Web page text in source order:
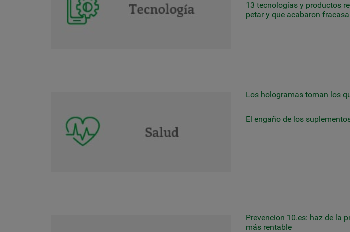
13 tecnologías y productos
petar y que acabaron
Los hologramas toman los
El engaño de los
Prevencion 10.es: haz de la
más rentable